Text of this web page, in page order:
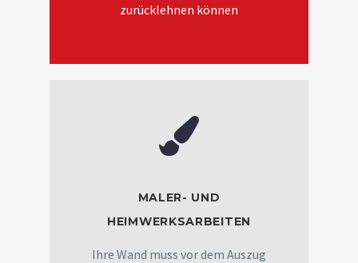
zurücklehnen können
MALER- UND
HEIMWERKSARBEITEN
Ihre Wand muss vor dem Auszug